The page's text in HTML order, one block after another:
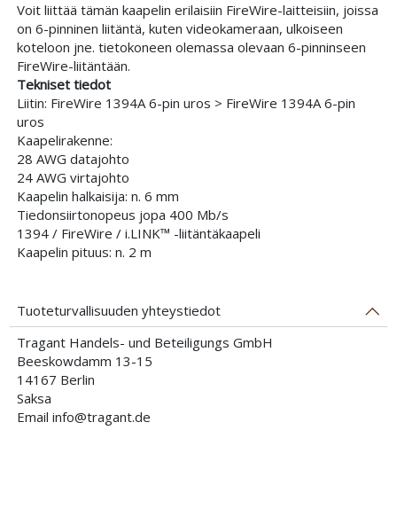
Voit liittää tämän kaapelin erilaisiin FireWire-laitteisiin, joissa
on 6-pinninen liitäntä, kuten videokameraan, ulkoiseen
koteloon jne. tietokoneen olemassa olevaan 6-pinninseen
FireWire-liitäntään.
Tekniset tiedot
Liitin: FireWire 1394A 6-pin uros > FireWire 1394A 6-pin
uros
Kaapelirakenne:
28 AWG datajohto
24 AWG virtajohto
Kaapelin halkaisija: n. 6 mm
Tiedonsiirtonopeus jopa 400 Mb/s
1394 / FireWire / i.LINK™ -liitäntäkaapeli
Kaapelin pituus: n. 2 m
Tuoteturvallisuuden yhteystiedot
Tragant Handels- und Beteiligungs GmbH
Beeskowdamm 13-15
14167 Berlin
Saksa
Email info@tragant.de